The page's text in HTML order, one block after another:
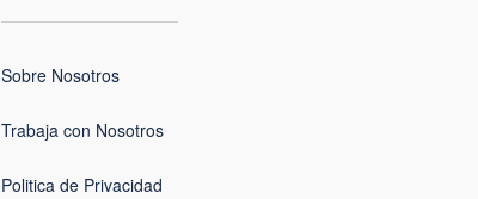
Sobre Nosotros
Trabaja con Nosotros
Politica de Privacidad